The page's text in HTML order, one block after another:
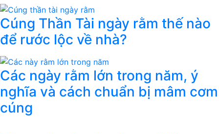
Cúng Thần Tài ngày rằm thế nào
để rước lộc về nhà?
Các ngày rằm lớn trong năm, ý
nghĩa và cách chuẩn bị mâm cơm
cúng